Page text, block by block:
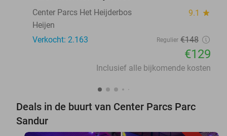
Center Parcs Het Heijderbos
9.1 star
Heijen
Verkocht: 2.163
Regulier €148
€129
Inclusief alle bijkomende kosten
Deals in de buurt van Center Parcs Parc
Sandur